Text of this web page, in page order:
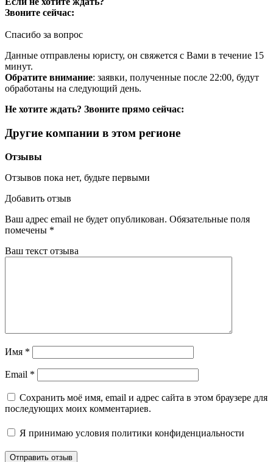
Звоните сейчас:
Спасибо за вопрос
Данные отправлены юристу, он свяжется с Вами в течение 15
минут.
Обратите внимание: заявки, полученные после 22:00, будут
обработаны на следующий день.
Не хотите ждать? Звоните прямо сейчас:
Другие компании в этом регионе
Отзывы
Отзывов пока нет, будьте первыми
Добавить отзыв
Ваш адрес email не будет опубликован. Обязательные поля
помечены *
Ваш текст отзыва
Имя *
Email *
Сохранить моё имя, email и адрес сайта в этом браузере для
последующих моих комментариев.
Я принимаю условия политики конфиденциальности